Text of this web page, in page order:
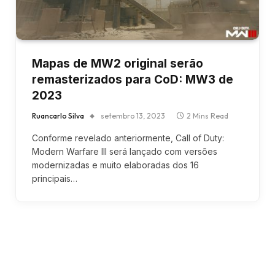
Mapas de MW2 original serão
remasterizados para CoD: MW3 de
2023
Ruancarlo Silva setembro 13, 2023 2 Mins Read
Conforme revelado anteriormente, Call of Duty:
Modern Warfare III será lançado com versões
modernizadas e muito elaboradas dos 16
principais…